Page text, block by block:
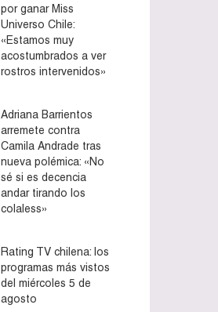
por ganar Miss
Universo Chile:
«Estamos muy
acostumbrados a ver
rostros intervenidos»
Adriana Barrientos
arremete contra
Camila Andrade tras
nueva polémica: «No
sé si es decencia
andar tirando los
colaless»
Rating TV chilena: los
programas más vistos
del miércoles 5 de
agosto